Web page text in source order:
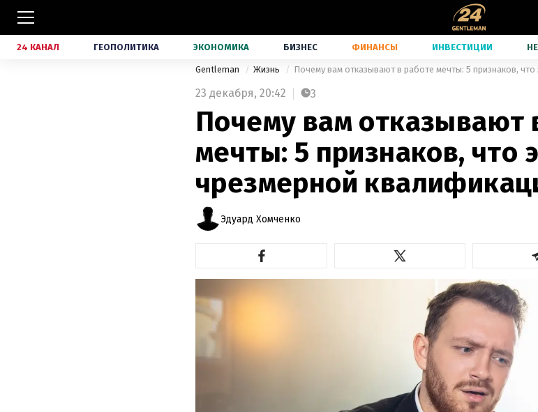
24 КАНАЛ ГЕОПОЛИТИКА ЭКОНОМИКА БИЗНЕС ФИНАНСЫ ИНВЕСТИЦИИ
Gentleman Жизнь Почему вам отказывают в работе мечты: 5 признаков,
23 декабря, 20:42 3
Почему вам отказывают
мечты: 5 признаков, что
чрезмерной
Эдуард Хомченко